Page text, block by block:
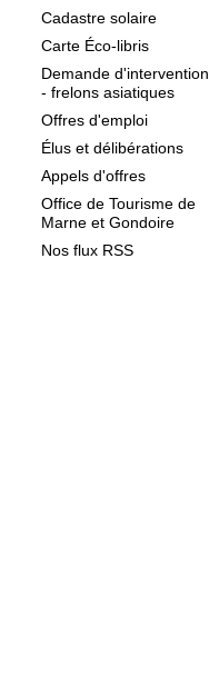
Cadastre solaire
Carte Éco-libris
Demande d'intervention
- frelons asiatiques
Offres d'emploi
Élus et délibérations
Appels d'offres
Office de Tourisme de
Marne et Gondoire
Nos flux RSS